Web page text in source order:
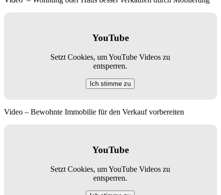
YouTube
Setzt Cookies, um YouTube Videos zu
entsperren.
Ich stimme zu
Video – Bewohnte Immobilie für den Verkauf vorbereiten
YouTube
Setzt Cookies, um YouTube Videos zu
entsperren.